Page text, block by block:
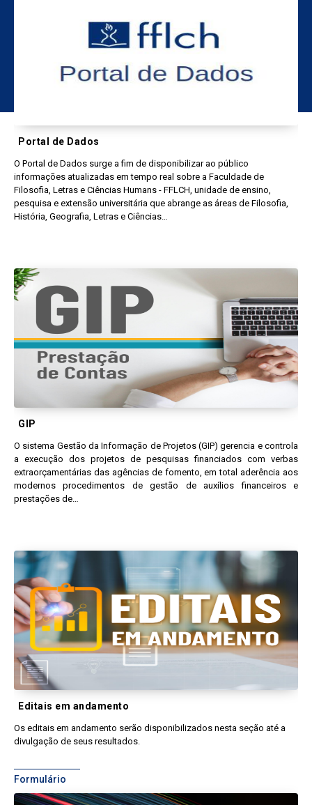
Portal de Dados
O Portal de Dados surge a fim de disponibilizar ao público
informações atualizadas em tempo real sobre a Faculdade de
Filosofia, Letras e Ciências Humans - FFLCH, unidade de ensino,
pesquisa e extensão universitária que abrange as áreas de Filosofia,
História, Geografia, Letras e Ciências…
GIP
O sistema Gestão da Informação de Projetos (GIP) gerencia e controla
a execução dos projetos de pesquisas financiados com verbas
extraorçamentárias das agências de fomento, em total aderência aos
modernos procedimentos de gestão de auxílios financeiros e
prestações de…
Editais em andamento
Os editais em andamento serão disponibilizados nesta seção até a
divulgação de seus resultados.
Formulário